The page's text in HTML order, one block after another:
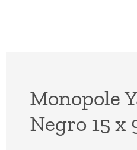
Monopole
Negro 15 x